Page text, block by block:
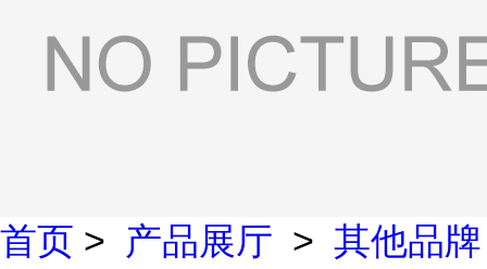
首页 > 产品展厅 > 其他品牌